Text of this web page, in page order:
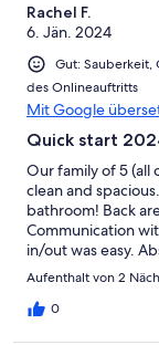
Rachel F.
6. Jän. 2024
Gut: Sauberkeit,
des Onlineauftritts
Mit Google
Quick start
Our family of 5 (all
clean and
bathroom! Back
Communication
in/out was easy.
Aufenthalt von 2
0